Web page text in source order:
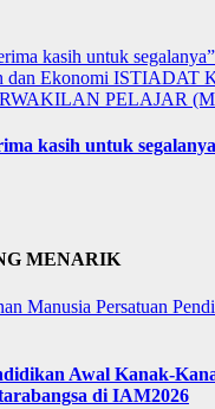
dan Ekonomi ISTIADAT
PELAJAR
kasih untuk
MENARIK
Manusia Persatuan
Awal Kanak-
di IAM2026